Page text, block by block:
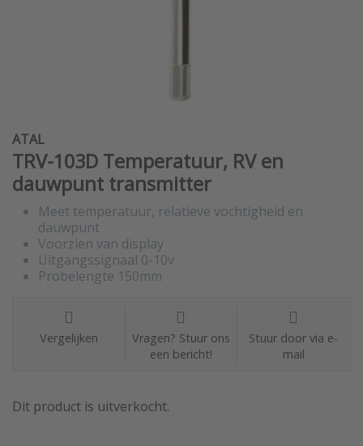
ATAL
TRV-103D Temperatuur, RV en
dauwpunt transmitter
Meet temperatuur, relatieve vochtigheid en
dauwpunt
Voorzien van display
Uitgangssignaal 0-10v
Probelengte 150mm
Vergelijken
Vragen? Stuur ons
een bericht!
Stuur door via e-
mail
Dit product is uitverkocht.